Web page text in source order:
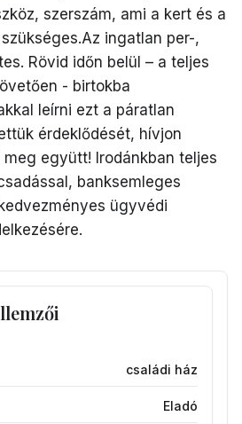
szerszám, ami a kert és a
ingatlan per-,
Rövid időn belül – a teljes
- birtokba
leírni ezt a páratlan
érdeklődését, hívjon
együtt! Irodánkban teljes
banksemleges
ügyvédi
családi ház
Eladó